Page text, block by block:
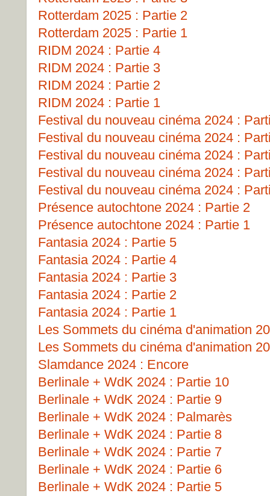
Rotterdam 2025 : Partie 2
Rotterdam 2025 : Partie 1
RIDM 2024 : Partie 4
RIDM 2024 : Partie 3
RIDM 2024 : Partie 2
RIDM 2024 : Partie 1
Festival du nouveau cinéma 2024 :
Festival du nouveau cinéma 2024 :
Festival du nouveau cinéma 2024 :
Festival du nouveau cinéma 2024 :
Festival du nouveau cinéma 2024 :
Présence autochtone 2024 : Partie 2
Présence autochtone 2024 : Partie 1
Fantasia 2024 : Partie 5
Fantasia 2024 : Partie 4
Fantasia 2024 : Partie 3
Fantasia 2024 : Partie 2
Fantasia 2024 : Partie 1
Les Sommets du cinéma d'animation
Les Sommets du cinéma d'animation
Slamdance 2024 : Encore
Berlinale + WdK 2024 : Partie 10
Berlinale + WdK 2024 : Partie 9
Berlinale + WdK 2024 : Palmarès
Berlinale + WdK 2024 : Partie 8
Berlinale + WdK 2024 : Partie 7
Berlinale + WdK 2024 : Partie 6
Berlinale + WdK 2024 : Partie 5